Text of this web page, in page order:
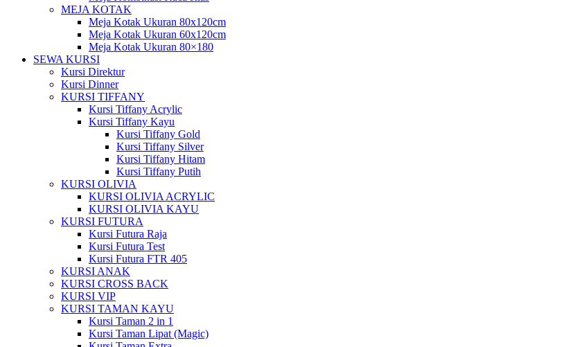
MEJA KOTAK
Meja Kotak Ukuran 80x120cm
Meja Kotak Ukuran 60x120cm
Meja Kotak Ukuran 80×180
SEWA KURSI
Kursi Direktur
Kursi Dinner
KURSI TIFFANY
Kursi Tiffany Acrylic
Kursi Tiffany Kayu
Kursi Tiffany Gold
Kursi Tiffany Silver
Kursi Tiffany Hitam
Kursi Tiffany Putih
KURSI OLIVIA
KURSI OLIVIA ACRYLIC
KURSI OLIVIA KAYU
KURSI FUTURA
Kursi Futura Raja
Kursi Futura Test
Kursi Futura FTR 405
KURSI ANAK
KURSI CROSS BACK
KURSI VIP
KURSI TAMAN KAYU
Kursi Taman 2 in 1
Kursi Taman Lipat (Magic)